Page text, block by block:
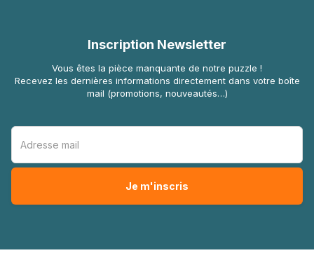
Inscription Newsletter
Vous êtes la pièce manquante de notre puzzle !
Recevez les dernières informations directement dans votre boîte
mail (promotions, nouveautés…)